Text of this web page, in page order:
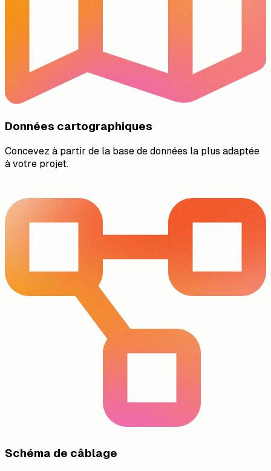
Données cartographiques
Concevez à partir de la base de données la plus adaptée
à votre projet.
Schéma de câblage